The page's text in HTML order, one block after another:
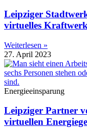
Leipziger
virtuelles Kraftwerk
Weiterlesen »
27. April 2023
Energieeinsparung
Leipziger Partner
virtuellen